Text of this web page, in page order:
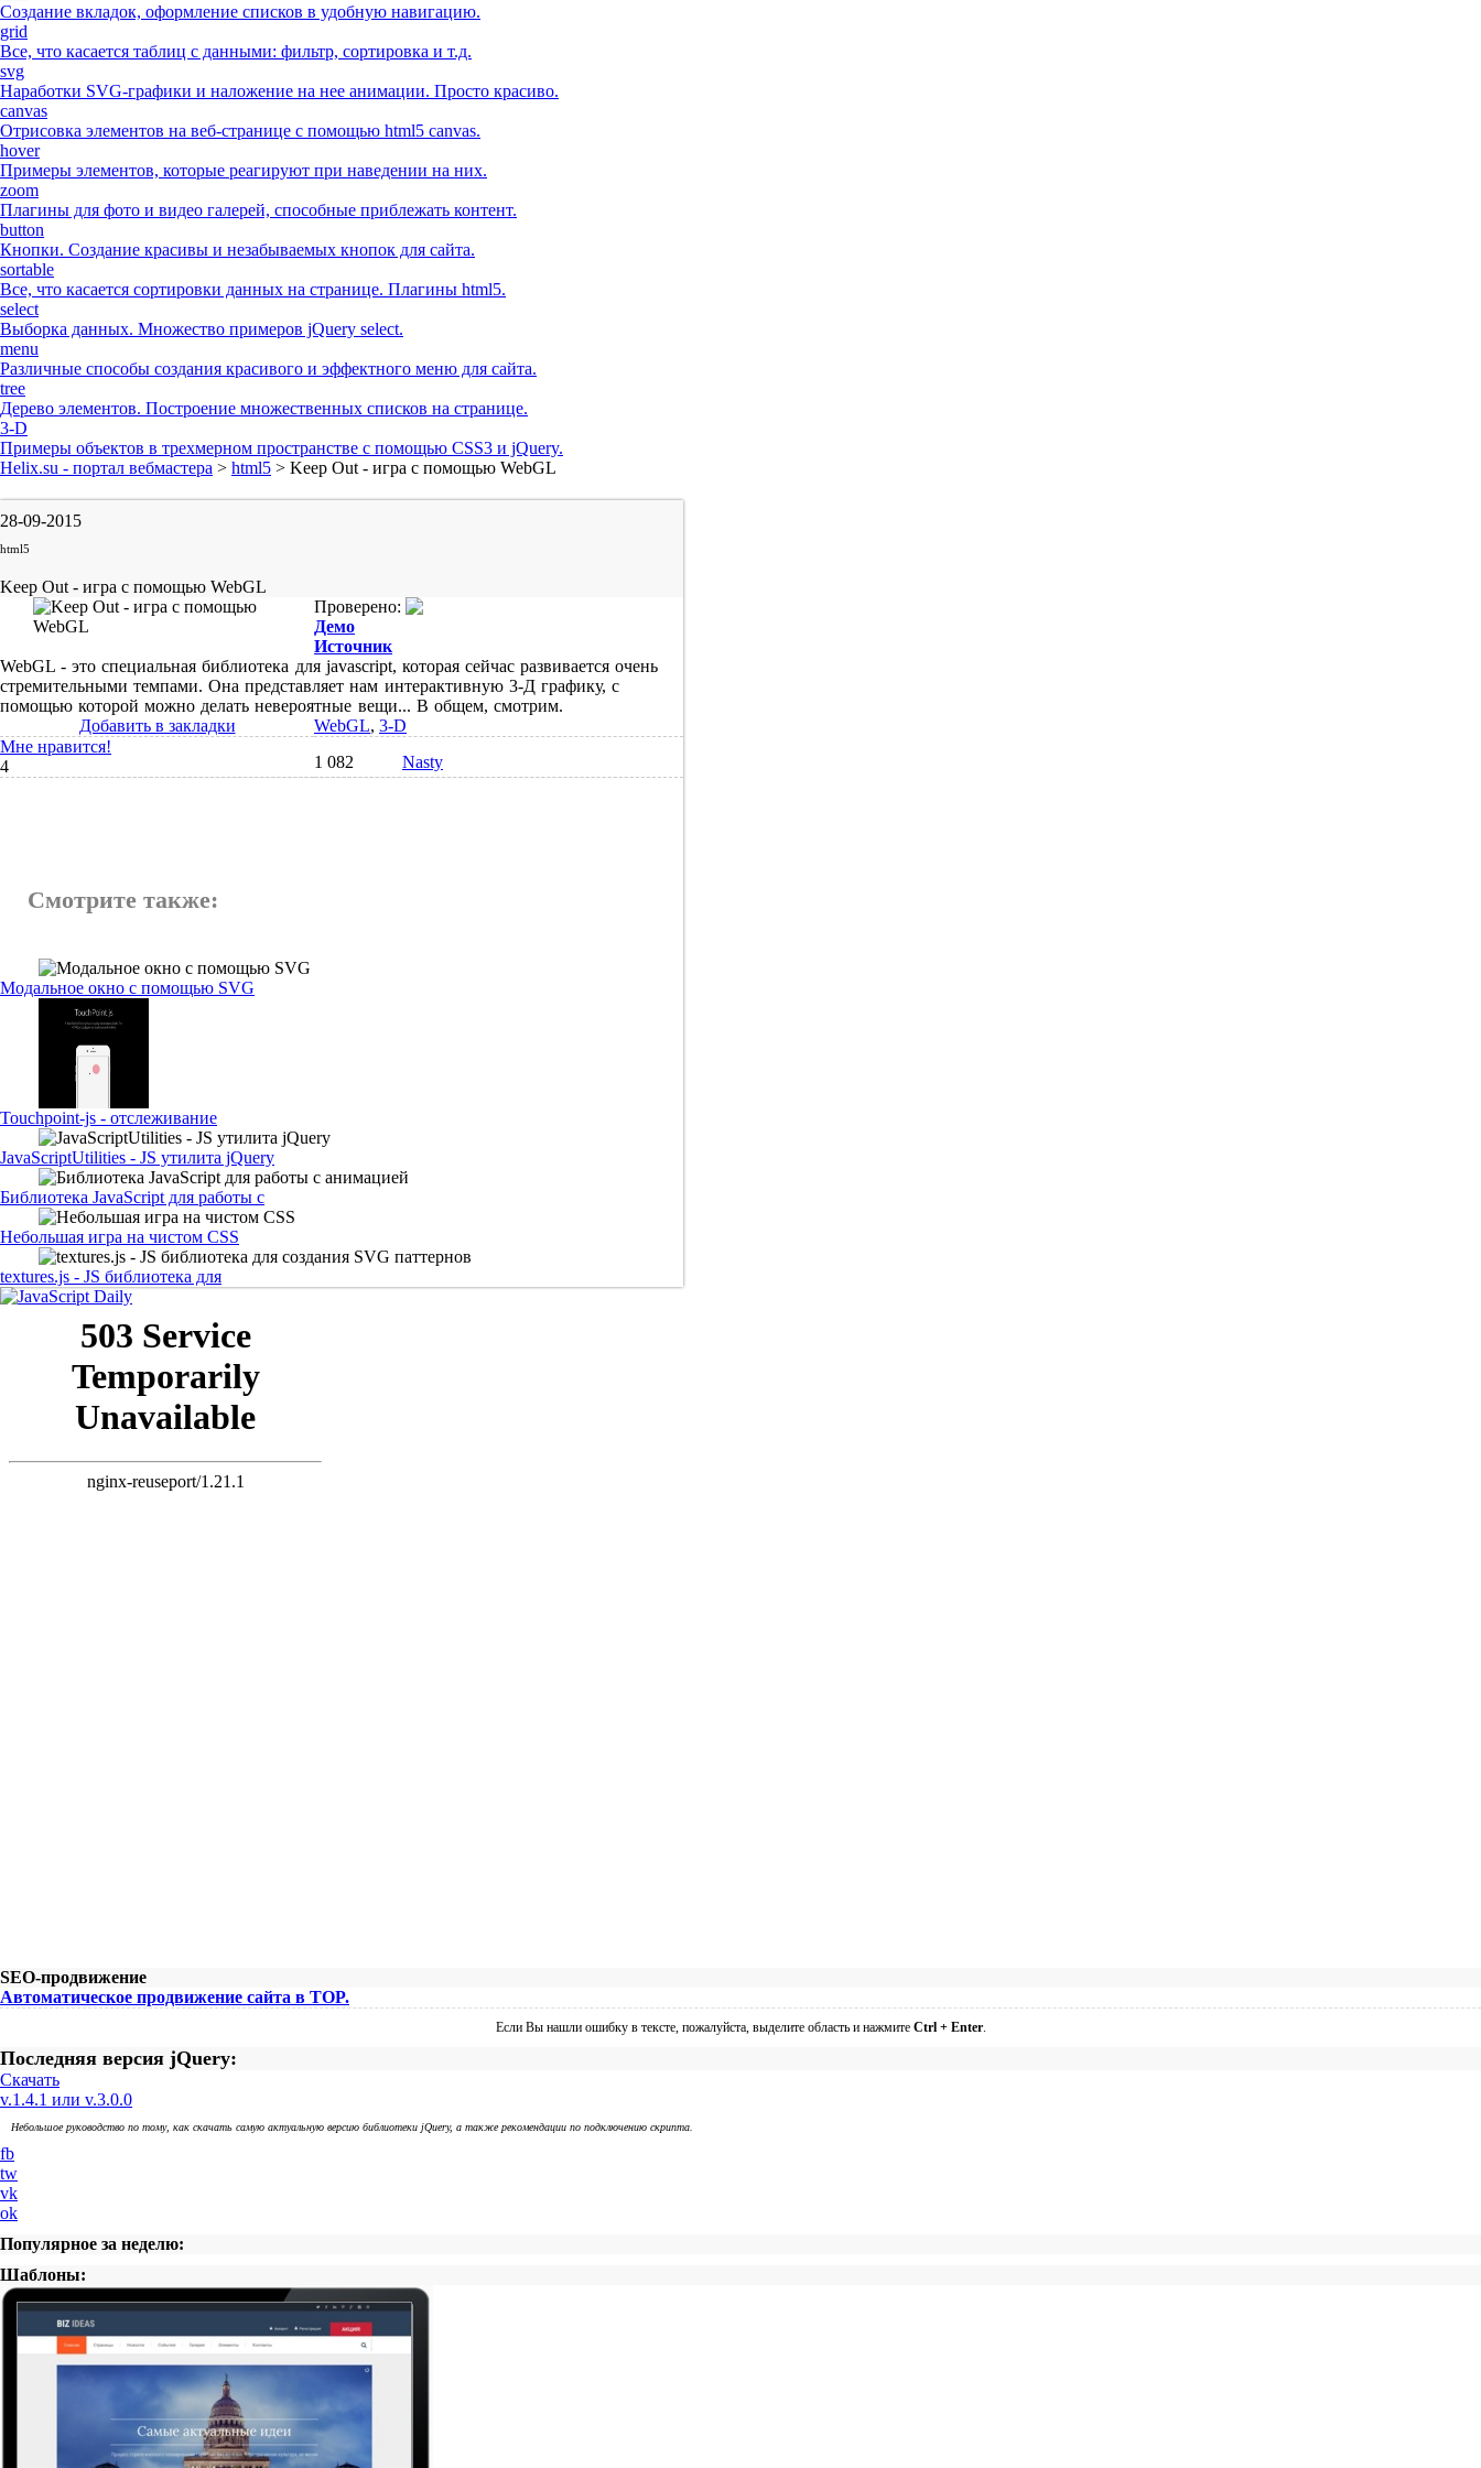
Создание вкладок, оформление списков в удобную навигацию.
grid
Все, что касается таблиц с данными: фильтр, сортировка и т.д.
svg
Наработки SVG-графики и наложение на нее анимации. Просто красиво.
canvas
Отрисовка элементов на веб-странице с помощью html5 canvas.
hover
Примеры элементов, которые реагируют при наведении на них.
zoom
Плагины для фото и видео галерей, способные приблежать контент.
button
Кнопки. Создание красивы и незабываемых кнопок для сайта.
sortable
Все, что касается сортировки данных на странице. Плагины html5.
select
Выборка данных. Множество примеров jQuery select.
menu
Различные способы создания красивого и эффектного меню для сайта.
tree
Дерево элементов. Построение множественных списков на странице.
3-D
Примеры объектов в трехмерном пространстве с помощью CSS3 и jQuery.
Helix.su - портал вебмастера > html5 > Keep Out - игра с помощью WebGL
28-09-2015
html5
Keep Out - игра с помощью WebGL
Проверено:
Демо
Источник
WebGL - это специальная библиотека для javascript, которая сейчас развивается очень
стремительными темпами. Она представляет нам интерактивную 3-Д графику, с
помощью которой можно делать невероятные вещи... В общем, смотрим.
Добавить в закладки
WebGL, 3-D
Мне нравится!
4
1 082 Nasty
Смотрите также:
Модальное окно с помощью SVG
Touchpoint-js - отслеживание
JavaScriptUtilities - JS утилита jQuery
Библиотека JavaScript для работы с
Небольшая игра на чистом CSS
textures.js - JS библиотека для
SEO-продвижение
Автоматическое продвижение сайта в TOP.
Если Вы нашли ошибку в тексте, пожалуйста, выделите область и нажмите Ctrl + Enter.
Последняя версия jQuery:
Скачать
v.1.4.1 или v.3.0.0
Небольшое руководство по тому, как скачать самую актуальную версию библиотеки jQuery, а также рекомендации по подключению скрипта.
fb
tw
vk
ok
Популярное за неделю:
Шаблоны: